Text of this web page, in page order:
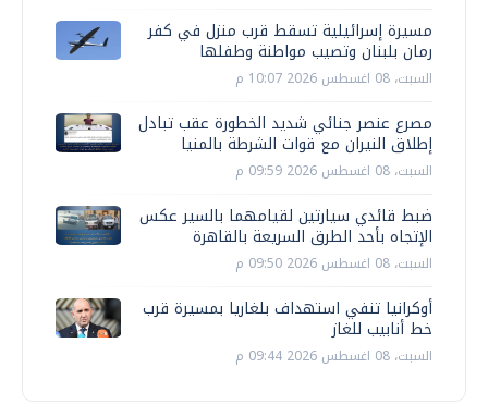
مسيرة إسرائيلية تسقط قرب منزل في كفر
رمان بلبنان وتصيب مواطنة وطفلها
السبت، 08 اغسطس 2026 10:07 م
مصرع عنصر جنائي شديد الخطورة عقب تبادل
إطلاق النيران مع قوات الشرطة بالمنيا
السبت، 08 اغسطس 2026 09:59 م
ضبط قائدي سيارتين لقيامهما بالسير عكس
الإتجاه بأحد الطرق السريعة بالقاهرة
السبت، 08 اغسطس 2026 09:50 م
أوكرانيا تنفي استهداف بلغاريا بمسيرة قرب
خط أنابيب للغاز
السبت، 08 اغسطس 2026 09:44 م